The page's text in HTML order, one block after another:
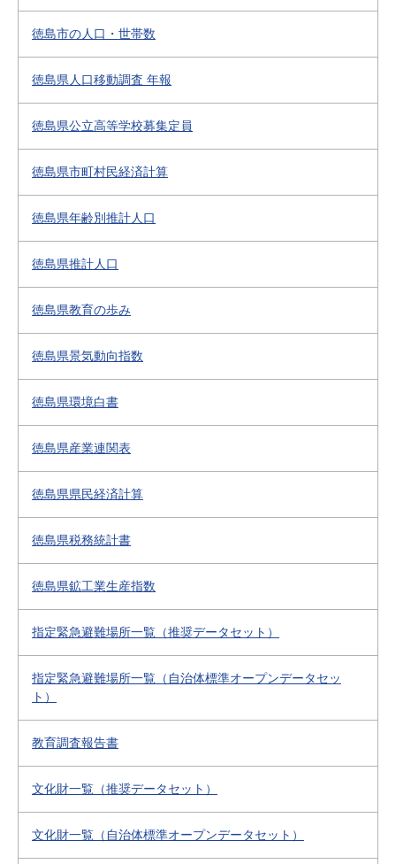
徳島市の人口・世帯数
徳島県人口移動調査 年報
徳島県公立高等学校募集定員
徳島県市町村民経済計算
徳島県年齢別推計人口
徳島県推計人口
徳島県教育の歩み
徳島県景気動向指数
徳島県環境白書
徳島県産業連関表
徳島県県民経済計算
徳島県税務統計書
徳島県鉱工業生産指数
指定緊急避難場所一覧（推奨データセット）
指定緊急避難場所一覧（自治体標準オープンデータセッ
ト）
教育調査報告書
文化財一覧（推奨データセット）
文化財一覧（自治体標準オープンデータセット）